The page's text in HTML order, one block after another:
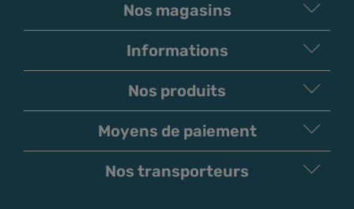
Nos magasins
Informations
Nos produits
Moyens de paiement
Nos transporteurs